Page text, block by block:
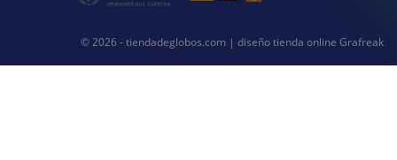
© 2026 - tiendadeglobos.com | diseño tienda online Grafreak